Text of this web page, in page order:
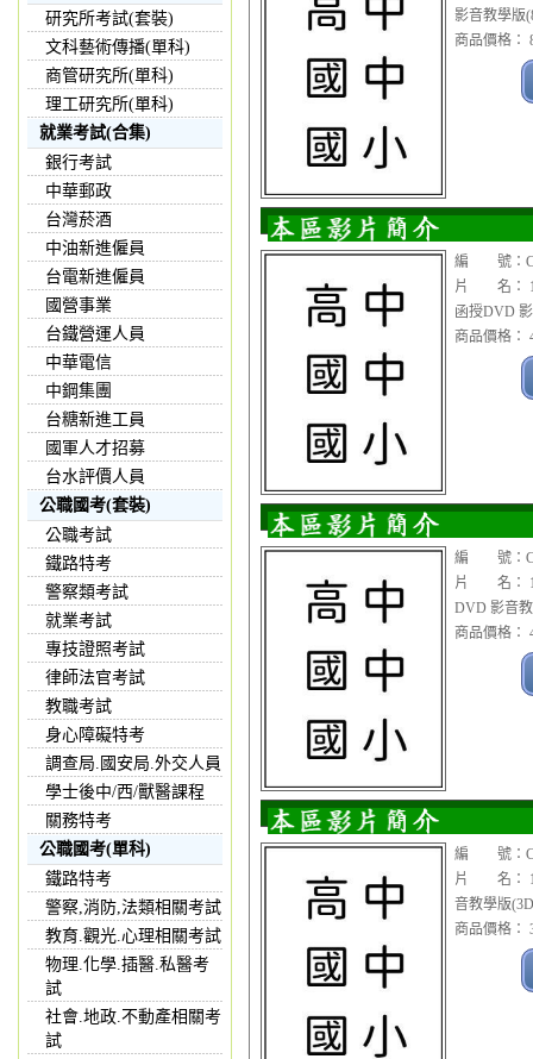
研究所考試(套裝)
文科藝術傳播(單科)
商管研究所(單科)
理工研究所(單科)
就業考試(合集)
銀行考試
中華郵政
台灣菸酒
中油新進僱員
台電新進僱員
國營事業
台鐵營運人員
中華電信
中鋼集團
台糖新進工員
國軍人才招募
台水評價人員
公職國考(套裝)
公職考試
鐵路特考
警察類考試
就業考試
專技證照考試
律師法官考試
教職考試
身心障礙特考
調查局.國安局.外交人員
學士後中/西/獸醫課程
關務特考
公職國考(單科)
鐵路特考
警察,消防,法類相關考試
教育.觀光.心理相關考試
物理.化學.插醫.私醫考
試
社會.地政.不動產相關考
試
影音教學版
商品價格：
編 號：
片 名：
函授DVD
商品價格：
編 號：
片 名：
DVD 影音
商品價格：
編 號：
片 名：
音教學版
商品價格：